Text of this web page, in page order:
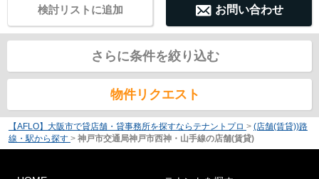
お問い合わせ
検討リストに追加
さらに条件を絞り込む
物件リクエスト
【AFLO】大阪市で貸店舗・貸事務所を探すならテナントプロ > (店舗(賃貸))路
線・駅から探す > 神戸市交通局神戸市西神・山手線の店舗(賃貸)